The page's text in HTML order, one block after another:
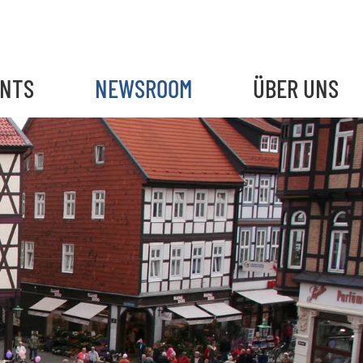
NEWSROOM ÜBER UNS